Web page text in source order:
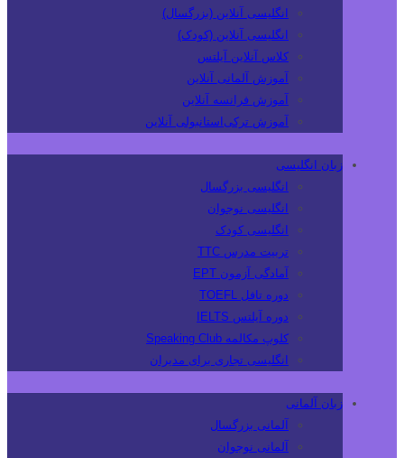
انگلیسی آنلاین (بزرگسال)
انگلیسی آنلاین (کودک)
کلاس آنلاین آیلتس
آموزش آلمانی آنلاین
آموزش فرانسه آنلاین
آموزش ترکی‌استانبولی آنلاین
زبان انگلیسی
انگلیسی بزرگسال
انگلیسی نوجوان
انگلیسی کودک
تربیت مدرس TTC
آمادگی آزمون EPT
دوره تافل TOEFL
دوره آیلتس IELTS
کلوپ مکالمه Speaking Club
انگلیسی تجاری برای مدیران
زبان آلمانی
آلمانی بزرگسال
آلمانی نوجوان